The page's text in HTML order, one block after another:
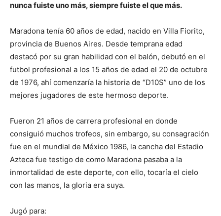
nunca fuiste uno más, siempre fuiste el que más.
Maradona tenía 60 años de edad, nacido en Villa Fiorito,
provincia de Buenos Aires. Desde temprana edad
destacó por su gran habilidad con el balón, debutó en el
futbol profesional a los 15 años de edad el 20 de octubre
de 1976, ahí comenzaría la historia de “D10S” uno de los
mejores jugadores de este hermoso deporte.
Fueron 21 años de carrera profesional en donde
consiguió muchos trofeos, sin embargo, su consagración
fue en el mundial de México 1986, la cancha del Estadio
Azteca fue testigo de como Maradona pasaba a la
inmortalidad de este deporte, con ello, tocaría el cielo
con las manos, la gloria era suya.
Jugó para: